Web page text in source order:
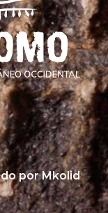
por Mkolid